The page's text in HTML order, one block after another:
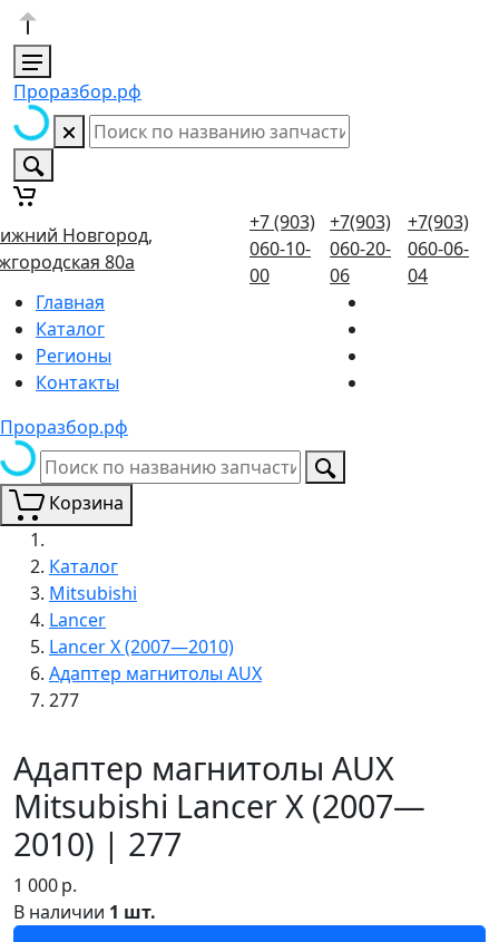
Проразбор.рф
Новгород,
80а
+7 (903)
060-10-
00
+7(903)
060-20-
06
+7(903)
060-06-
04
Главная
Каталог
Регионы
Контакты
Проразбор.рф
Корзина
Каталог
Mitsubishi
Lancer
Lancer X (2007—2010)
Адаптер магнитолы AUX
277
Адаптер магнитолы AUX
Mitsubishi Lancer X (2007—
2010) | 277
1 000р.
В наличии 1 шт.